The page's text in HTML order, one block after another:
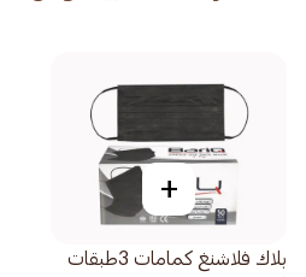
+
بلاك فلاشنغ كمامات 3طبقات